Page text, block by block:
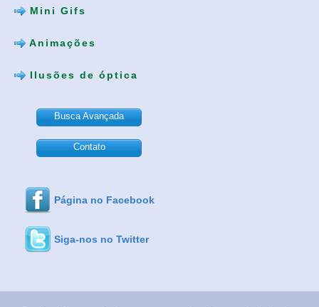
Mini Gifs
Animações
Ilusões de óptica
Busca Avançada
Contato
Página no Facebook
Siga-nos no Twitter